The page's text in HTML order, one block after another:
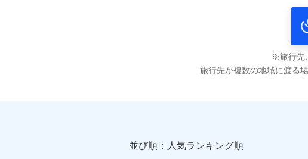
旅行先
旅行先が複数の地域に渡る
並び順：人気ランキング順